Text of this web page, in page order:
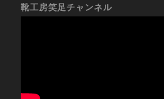
靴工房笑足チャンネル